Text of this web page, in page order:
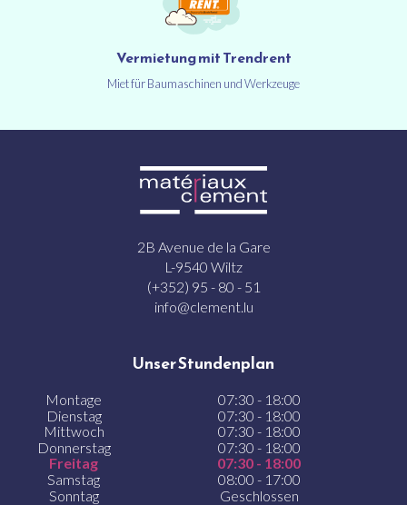
Vermietung mit Trendrent
Miet für Baumaschinen und Werkzeuge
2B Avenue de la Gare
L-9540 Wiltz
(+352) 95 - 80 - 51
info@clement.lu
Unser Stundenplan
Montage
07:30 - 18:00
Dienstag
07:30 - 18:00
Mittwoch
07:30 - 18:00
Donnerstag
07:30 - 18:00
Freitag
07:30 - 18:00
Samstag
08:00 - 17:00
Sonntag
Geschlossen